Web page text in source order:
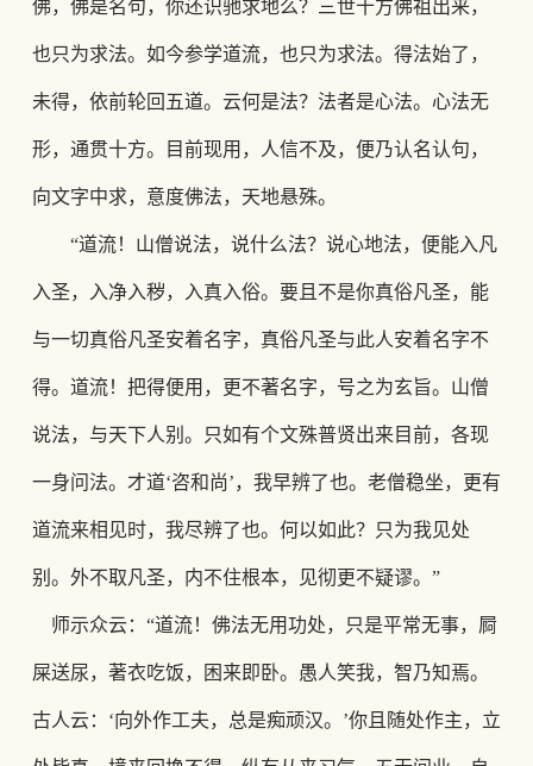
佛，佛是名句，你还识驰求地么？三世十方佛祖出来，
也只为求法。如今参学道流，也只为求法。得法始了，
未得，依前轮回五道。云何是法？法者是心法。心法无
形，通贯十方。目前现用，人信不及，便乃认名认句，
向文字中求，意度佛法，天地悬殊。
“道流！山僧说法，说什么法？说心地法，便能入凡
入圣，入净入秽，入真入俗。要且不是你真俗凡圣，能
与一切真俗凡圣安着名字，真俗凡圣与此人安着名字不
得。道流！把得便用，更不著名字，号之为玄旨。山僧
说法， 与天下人别。只如有个文殊普贤出来目前，各现
一身问法。才道‘咨和尚’，我早辨了也。老僧稳坐，更有
道流来相见时，我尽辨了也。何以如此？只为我见处
别。外不取凡圣，内不住根本， 见彻更不疑谬。 ”
师示众云： “道流！佛法无用功处，只是平常无事，屙
屎送尿，著衣吃饭，困来即卧。愚人笑我，智乃知焉。
古人云：‘向外作工夫，总是痴顽汉。’你且随处作主，立